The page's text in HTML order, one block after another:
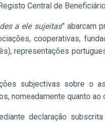
Central de
a ele sujeitas” abarcam
cooperativas,
representações
subjectivas sobre o
nomeadamente quanto
declaração